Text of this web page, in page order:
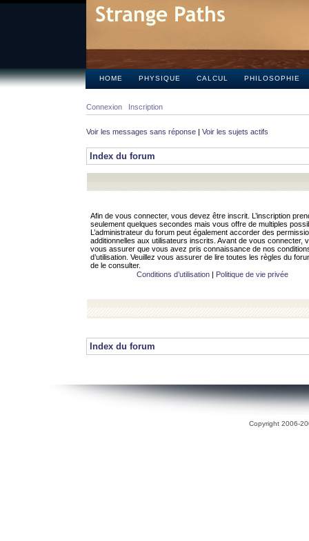
HOME PHYSIQUE CALCUL PHILOSOPHIE
Connexion Inscription
Voir les messages sans réponse | Voir les sujets actifs
Index du forum
Afin de vous connecter, vous devez être inscrit. L’inscription
seulement quelques secondes mais vous offre de multiples
L’administrateur du forum peut également accorder des
additionnelles aux utilisateurs inscrits. Avant de vous connecter,
vous assurer que vous avez pris connaissance de nos
d’utilisation. Veuillez vous assurer de lire toutes les règles du
de le consulter.
Conditions d’utilisation| Politique de vie privée
Index du forum
Copyright 2006-